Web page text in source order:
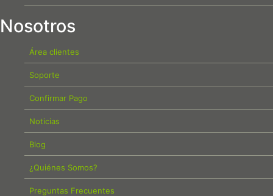
Nosotros
Área clientes
Soporte
Confirmar Pago
Noticias
Blog
¿Quiénes Somos?
Preguntas Frecuentes